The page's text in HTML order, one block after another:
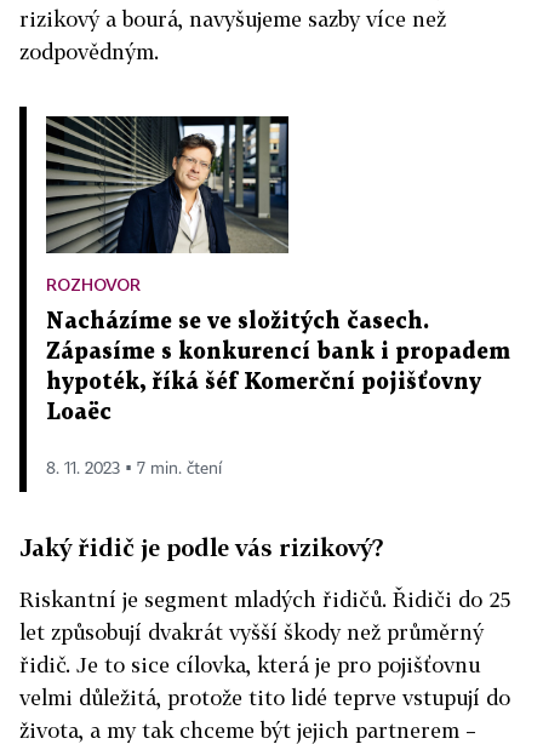
rizikový a bourá, navyšujeme sazby více než
zodpovědným.
ROZHOVOR
Nacházíme se ve složitých časech.
Zápasíme s konkurencí bank i propadem
hypoték, říká šéf Komerční pojišťovny
Loaëc
8. 11. 2023 ▪ 7 min. čtení
Jaký řidič je podle vás rizikový?
Riskantní je segment mladých řidičů. Řidiči do 25
let způsobují dvakrát vyšší škody než průměrný
řidič. Je to sice cílovka, která je pro pojišťovnu
velmi důležitá, protože tito lidé teprve vstupují do
života, a my tak chceme být jejich partnerem –